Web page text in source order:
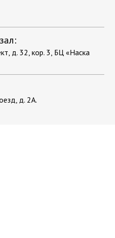
д. 32, кор. 3, БЦ «Наска
д. 2А.